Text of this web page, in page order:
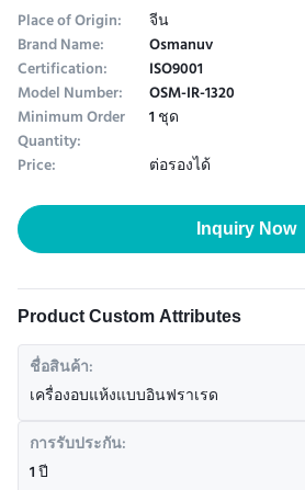
Place of Origin:
จีน
Brand Name: Osmanuv
Certification: ISO9001
Model Number: OSM-IR-1320
Minimum Order
Quantity:
1 ชุด
Price:
ต่อรองได้
Inquiry Now
Product Custom Attributes
ชื่อสินค้า:
เครื่องอบแห้งแบบอินฟราเรด
การรับประกัน:
1 ปี